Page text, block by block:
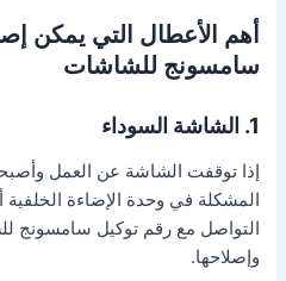
أهم الأعطال التي يمكن
سامسونج للشاشات
1. الشاشة السوداء
إذا توقفت الشاشة عن العمل
المشكلة في وحدة الإضاءة الخلفية
التواصل مع رقم توكيل سامسونج
وإصلاحها.